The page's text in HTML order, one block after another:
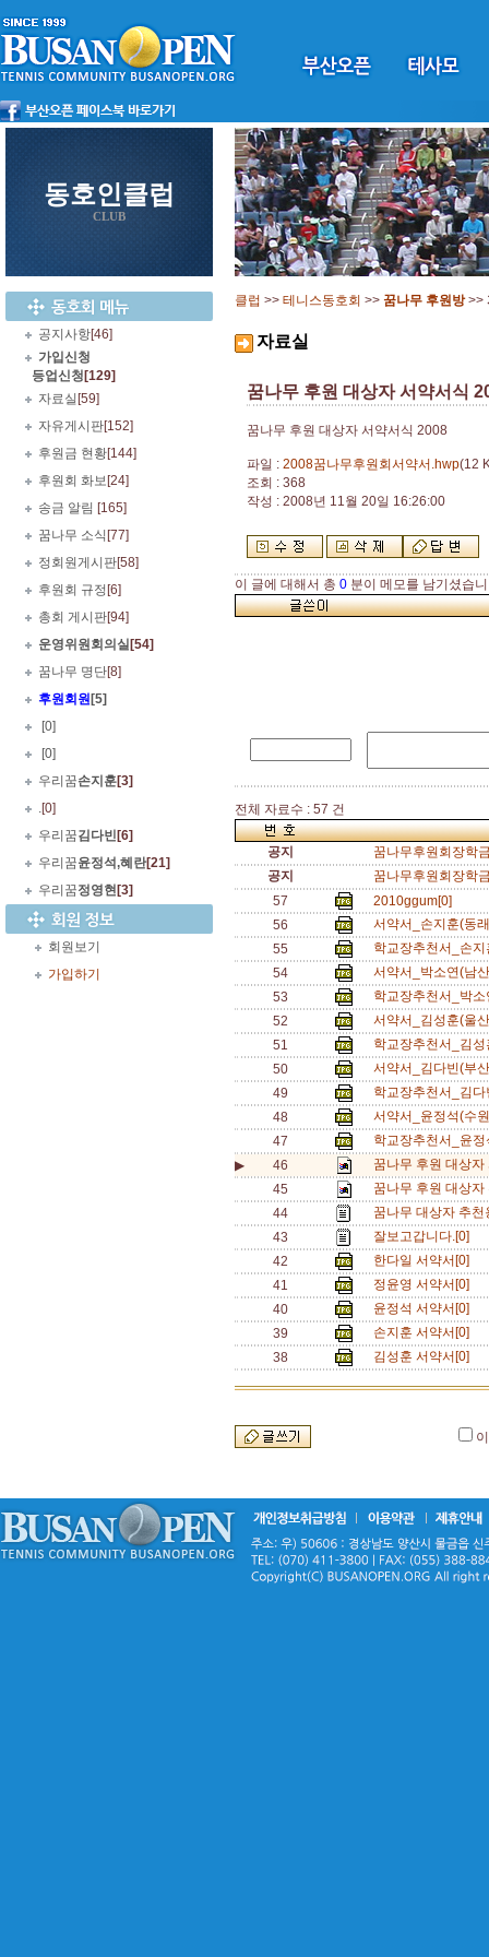
동호인클럽
CLUB
공지사항[46]
가입신청
등업신청 [129]
자료실 [59]
자유게시판[152]
후원금 현황[144]
후원회 화보 [24]
송금 알림 [165]
꿈나무 소식 [77]
정회원게시판[58]
후원회 규정 [6]
총회 게시판[94]
운영위원회의실 [54]
꿈나무 명단[8]
후원회원 [5]
[0]
[0]
우리꿈손지훈[3]
.[0]
우리꿈김다빈 [6]
우리꿈윤정석,혜란[21]
우리꿈정영현 [3]
회원보기
가입하기
클럽 >> 테니스동호회 >> 꿈나무 후원방>>
자료실
꿈나무 후원 대상자 서약서식
꿈나무 후원 대상자 서약서식 2008
파일 : 2008꿈나무후원회서약서.hwp(12
조회 : 368
작성 : 2008년 11월 20일 16:26:00
이 글에 대해서 총 0 분이 메모를 남기셨습
전체 자료수 : 57 건
공지
꿈나무후원회장학
공지
꿈나무후원회장학
57
2010ggum[0]
56
서약서_손지훈(동
55
학교장추천서_손
54
서약서_박소연(남
53
학교장추천서_박
52
서약서_김성훈(울
51
학교장추천서_김
50
서약서_김다빈(부
49
학교장추천서_김
48
서약서_윤정석(수
47
학교장추천서_윤
▶
46
꿈나무 후원 대상
45
꿈나무 후원 대상
44
꿈나무 대상자 추
43
잘보고갑니다.[0]
42
한다일 서약서[0]
41
정윤영 서약서[0]
40
윤정석 서약서[0]
39
손지훈 서약서[0]
38
김성훈 서약서[0]